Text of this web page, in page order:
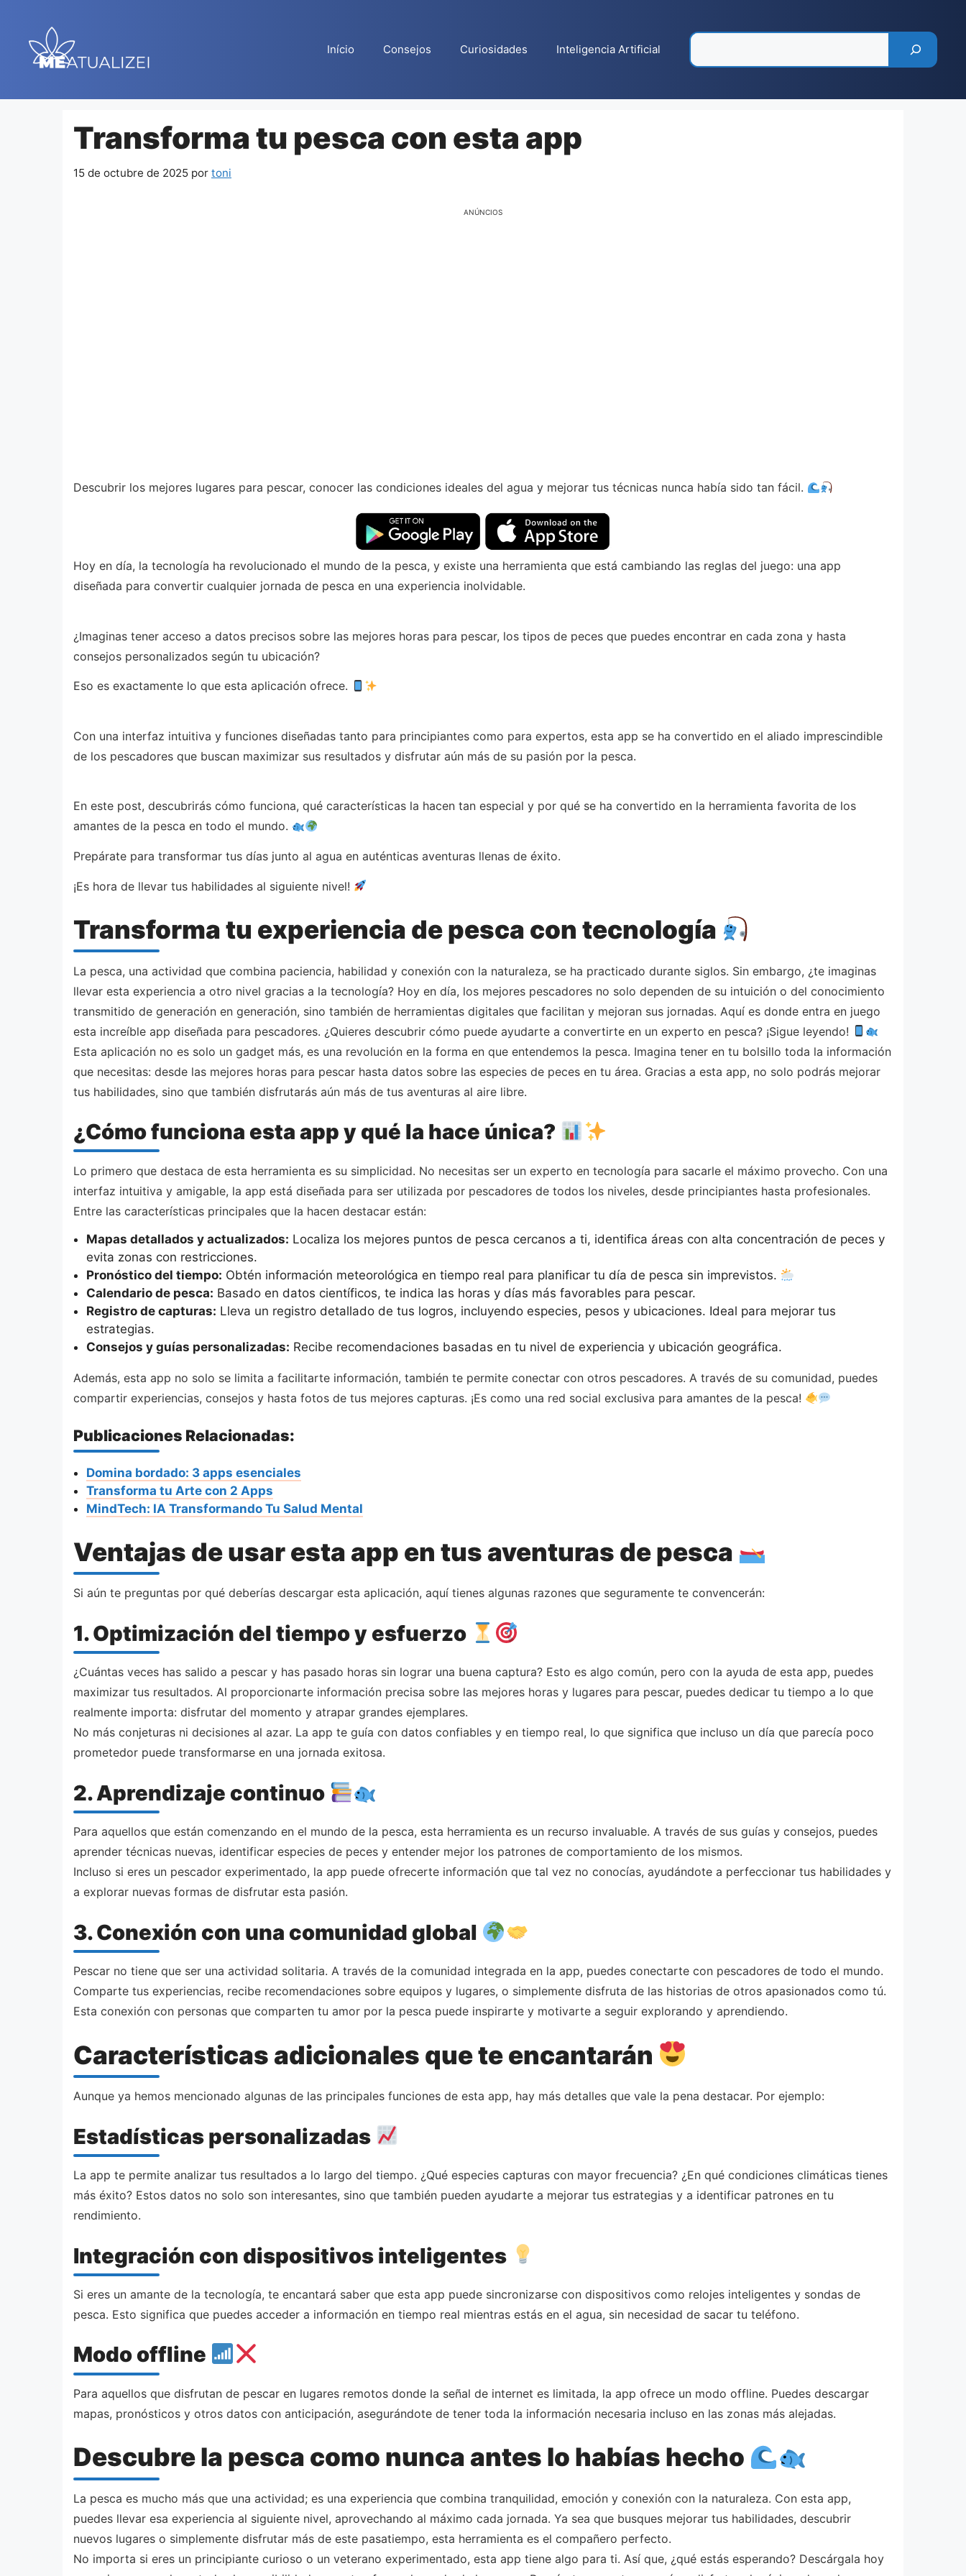
contenido
Início Consejos Curiosidades Inteligencia Artificial
Transforma tu pesca con esta app
15 de octubre de 2025 por toni
ANÚNCIOS
Descubrir los mejores lugares para pescar, conocer las condiciones ideales del agua y mejorar tus técnicas nunca había sido tan fácil.
Hoy en día, la tecnología ha revolucionado el mundo de la pesca, y existe una herramienta que está cambiando las reglas del juego: una app
diseñada para convertir cualquier jornada de pesca en una experiencia inolvidable.
¿Imaginas tener acceso a datos precisos sobre las mejores horas para pescar, los tipos de peces que puedes encontrar en cada zona y hasta
consejos personalizados según tu ubicación?
Eso es exactamente lo que esta aplicación ofrece.
Con una interfaz intuitiva y funciones diseñadas tanto para principiantes como para expertos, esta app se ha convertido en el aliado imprescindible
de los pescadores que buscan maximizar sus resultados y disfrutar aún más de su pasión por la pesca.
En este post, descubrirás cómo funciona, qué características la hacen tan especial y por qué se ha convertido en la herramienta favorita de los
amantes de la pesca en todo el mundo.
Prepárate para transformar tus días junto al agua en auténticas aventuras llenas de éxito.
¡Es hora de llevar tus habilidades al siguiente nivel!
Transforma tu experiencia de pesca con tecnología
La pesca, una actividad que combina paciencia, habilidad y conexión con la naturaleza, se ha practicado durante siglos. Sin embargo, ¿te imaginas
llevar esta experiencia a otro nivel gracias a la tecnología? Hoy en día, los mejores pescadores no solo dependen de su intuición o del conocimiento
transmitido de generación en generación, sino también de herramientas digitales que facilitan y mejoran sus jornadas. Aquí es donde entra en juego
esta increíble app diseñada para pescadores. ¿Quieres descubrir cómo puede ayudarte a convertirte en un experto en pesca? ¡Sigue leyendo!
Esta aplicación no es solo un gadget más, es una revolución en la forma en que entendemos la pesca. Imagina tener en tu bolsillo toda la información
que necesitas: desde las mejores horas para pescar hasta datos sobre las especies de peces en tu área. Gracias a esta app, no solo podrás mejorar
tus habilidades, sino que también disfrutarás aún más de tus aventuras al aire libre.
¿Cómo funciona esta app y qué la hace única?
Lo primero que destaca de esta herramienta es su simplicidad. No necesitas ser un experto en tecnología para sacarle el máximo provecho. Con una
interfaz intuitiva y amigable, la app está diseñada para ser utilizada por pescadores de todos los niveles, desde principiantes hasta profesionales.
Entre las características principales que la hacen destacar están:
Mapas detallados y actualizados: Localiza los mejores puntos de pesca cercanos a ti, identifica áreas con alta concentración de peces y
evita zonas con restricciones.
Pronóstico del tiempo: Obtén información meteorológica en tiempo real para planificar tu día de pesca sin imprevistos.
Calendario de pesca: Basado en datos científicos, te indica las horas y días más favorables para pescar.
Registro de capturas: Lleva un registro detallado de tus logros, incluyendo especies, pesos y ubicaciones. Ideal para mejorar tus
estrategias.
Consejos y guías personalizadas: Recibe recomendaciones basadas en tu nivel de experiencia y ubicación geográfica.
Además, esta app no solo se limita a facilitarte información, también te permite conectar con otros pescadores. A través de su comunidad, puedes
compartir experiencias, consejos y hasta fotos de tus mejores capturas. ¡Es como una red social exclusiva para amantes de la pesca!
Publicaciones Relacionadas:
Domina bordado: 3 apps esenciales
Transforma tu Arte con 2 Apps
MindTech: IA Transformando Tu Salud Mental
Ventajas de usar esta app en tus aventuras de pesca
Si aún te preguntas por qué deberías descargar esta aplicación, aquí tienes algunas razones que seguramente te convencerán:
1. Optimización del tiempo y esfuerzo
¿Cuántas veces has salido a pescar y has pasado horas sin lograr una buena captura? Esto es algo común, pero con la ayuda de esta app, puedes
maximizar tus resultados. Al proporcionarte información precisa sobre las mejores horas y lugares para pescar, puedes dedicar tu tiempo a lo que
realmente importa: disfrutar del momento y atrapar grandes ejemplares.
No más conjeturas ni decisiones al azar. La app te guía con datos confiables y en tiempo real, lo que significa que incluso un día que parecía poco
prometedor puede transformarse en una jornada exitosa.
2. Aprendizaje continuo
Para aquellos que están comenzando en el mundo de la pesca, esta herramienta es un recurso invaluable. A través de sus guías y consejos, puedes
aprender técnicas nuevas, identificar especies de peces y entender mejor los patrones de comportamiento de los mismos.
Incluso si eres un pescador experimentado, la app puede ofrecerte información que tal vez no conocías, ayudándote a perfeccionar tus habilidades y
a explorar nuevas formas de disfrutar esta pasión.
3. Conexión con una comunidad global
Pescar no tiene que ser una actividad solitaria. A través de la comunidad integrada en la app, puedes conectarte con pescadores de todo el mundo.
Comparte tus experiencias, recibe recomendaciones sobre equipos y lugares, o simplemente disfruta de las historias de otros apasionados como tú.
Esta conexión con personas que comparten tu amor por la pesca puede inspirarte y motivarte a seguir explorando y aprendiendo.
Características adicionales que te encantarán
Aunque ya hemos mencionado algunas de las principales funciones de esta app, hay más detalles que vale la pena destacar. Por ejemplo:
Estadísticas personalizadas
La app te permite analizar tus resultados a lo largo del tiempo. ¿Qué especies capturas con mayor frecuencia? ¿En qué condiciones climáticas tienes
más éxito? Estos datos no solo son interesantes, sino que también pueden ayudarte a mejorar tus estrategias y a identificar patrones en tu
rendimiento.
Integración con dispositivos inteligentes
Si eres un amante de la tecnología, te encantará saber que esta app puede sincronizarse con dispositivos como relojes inteligentes y sondas de
pesca. Esto significa que puedes acceder a información en tiempo real mientras estás en el agua, sin necesidad de sacar tu teléfono.
Modo offline
Para aquellos que disfrutan de pescar en lugares remotos donde la señal de internet es limitada, la app ofrece un modo offline. Puedes descargar
mapas, pronósticos y otros datos con anticipación, asegurándote de tener toda la información necesaria incluso en las zonas más alejadas.
Descubre la pesca como nunca antes lo habías hecho
La pesca es mucho más que una actividad; es una experiencia que combina tranquilidad, emoción y conexión con la naturaleza. Con esta app,
puedes llevar esa experiencia al siguiente nivel, aprovechando al máximo cada jornada. Ya sea que busques mejorar tus habilidades, descubrir
nuevos lugares o simplemente disfrutar más de este pasatiempo, esta herramienta es el compañero perfecto.
No importa si eres un principiante curioso o un veterano experimentado, esta app tiene algo para ti. Así que, ¿qué estás esperando? Descárgala hoy